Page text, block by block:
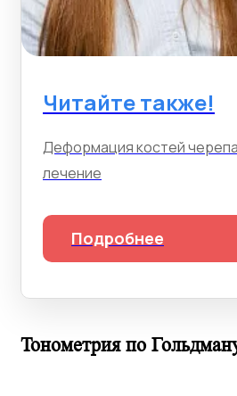
Читайте также!
Деформация костей
лечение
Подробнее
Тонометрия по